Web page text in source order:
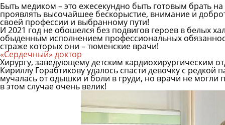
Быть медиком – это ежесекундно быть готовым брать
проявлять высочайшее бескорыстие, внимание и
своей профессии и выбранному пути!
И 2021 год не обошелся без подвигов героев в белых
обыденным исполнением профессиональных
страже которых они – тюменские врачи!
«Сердечный» доктор
Хирургу, заведующему детским
Кириллу Горабтикову удалось спасти девочку с редкой
мучалась от одышки и боли в груди, но врачи не могли
в этом случае очень велик!